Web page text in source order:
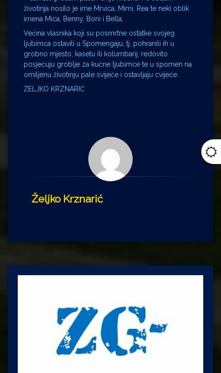
životinja nosilo je ime Mrvica, Mimi, Rea te neki oblik
imena Mica, Benny, Boni i Bella.
Većina vlasnika koji su posmrtne ostatke svojeg
ljubimca ostavili u Spomengaju, tj. pohranili ih u
grobno mjesto, kasetu ili kolumbarij, redovito
posjećuju groblje za kućne ljubimce te u spomen na
omiljenu životinju pale svijeće i ostavljaju cvijeće.
ŽELJKO KRZNARIĆ
Željko Krznarić